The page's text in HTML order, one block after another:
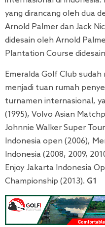
yang dirancang oleh dua
Arnold Palmer dan Jack
didesain oleh Arnold
Plantation Course
Emeralda Golf Club
menjadi tuan rumah
turnamen internasional,
(1995), Volvo Asian
Johnnie Walker Super
Indonesia open (2006),
Indonesia (2008, 2009,
Enjoy Jakarta Indonesia
Championship (2013). G1